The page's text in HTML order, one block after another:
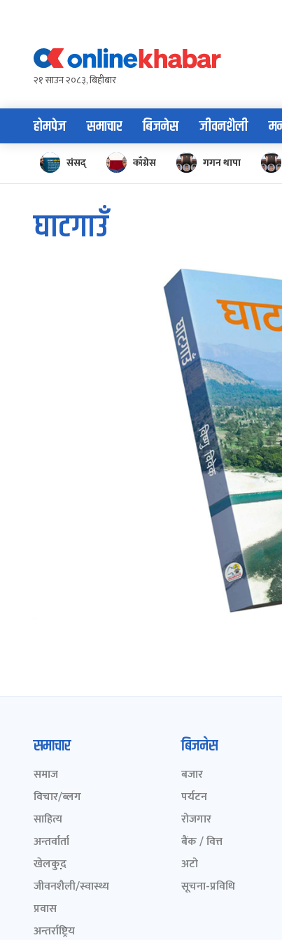
content२१ साउन २०८३, बिहीबार
होमपेज समाचार बिजनेस जीवनशैली
संसद् काँग्रेस गगन थापा
घाटगाउँ
समाचार
समाज
विचार/ब्लग
साहित्य
अन्तर्वार्ता
खेलकुद़़
जीवनशैली/स्वास्थ्य
प्रवास
अन्तर्राष्ट्रिय
बिजनेस
बजार
पर्यटन
रोजगार
बैंक / वित्त
अटो
सूचना-प्रविधि